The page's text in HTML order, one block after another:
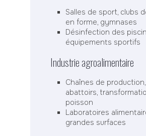
Salles de sport, clubs
en forme, gymnases
Désinfection des
équipements sportifs
Industrie agroalimentaire
Chaînes de production,
abattoirs,
poisson
Laboratoires
grandes surfaces